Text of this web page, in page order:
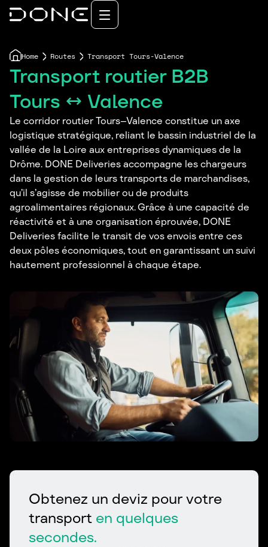
Home Routes Transport Tours-Valence
Transport routier B2B
Tours ↔ Valence
Le corridor routier Tours–Valence constitue un axe
logistique stratégique, reliant le bassin industriel de la
vallée de la Loire aux entreprises dynamiques de la
Drôme. DONE Deliveries accompagne les chargeurs
dans la gestion de leurs transports de marchandises,
qu’il s’agisse de mobilier ou de produits
agroalimentaires régionaux. Grâce à une capacité de
réactivité et à une organisation éprouvée, DONE
Deliveries facilite le transit de vos envois entre ces
deux pôles économiques, tout en garantissant un suivi
hautement professionnel à chaque étape.
Obtenez un deviz pour votre
transport en quelques
secondes.